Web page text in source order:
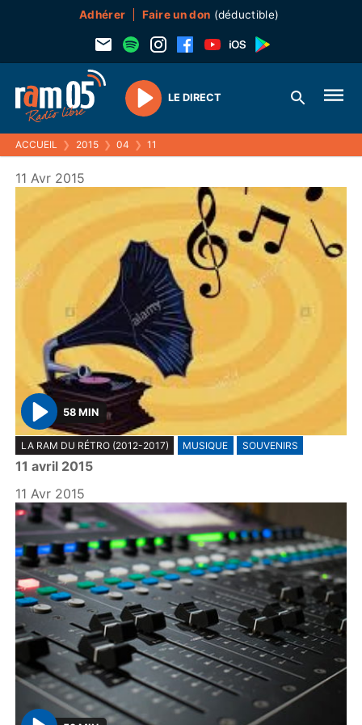
Adhérer Faire un don (déductible)
Play
LE DIRECT
ACCUEIL ❯ 2015 ❯ 04 ❯ 11
11 Avr 2015
P
l
a
y
58 MIN
LA RAM DU RÉTRO (2012-2017) MUSIQUE SOUVENIRS
11 avril 2015
11 Avr 2015